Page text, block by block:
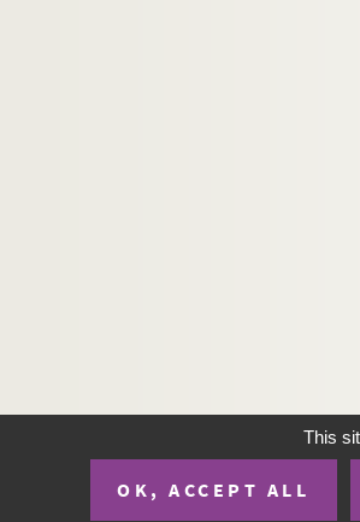
This
OK, ACCEPT ALL